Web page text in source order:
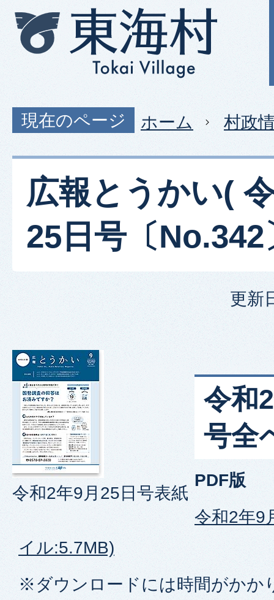
現在のページ ホーム 村政
広報とうかい(
25日号〔No.342
更新
令和2年9月25日号表紙
令和
号全
PDF版
令和2年9
イル:5.7MB)
※ダウンロードには時間がかか